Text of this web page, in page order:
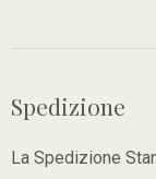
Spedizione
La Spedizione